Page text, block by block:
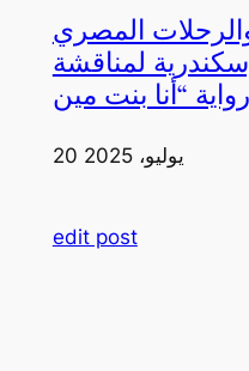
المصري
لمناقشة
20 يوليو، 2025
edit post